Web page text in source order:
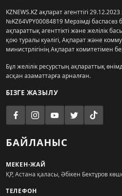
KZNEWS.KZ ақпарат агенттігі
№KZ64VPY00084819 Мерзімді
ақпараттық агенттікті және желілік
қою туралы куәлігі, Ақпарат және
министрлігінің Ақпарат комитетімен
Бұл желілік ресурстың ақпараттық
асқан азаматтарға арналған.
БІЗГЕ ЖАЗЫЛУ
БАЙЛАНЫС
МЕКЕН-ЖАЙ
ҚР, Астана қаласы, Әбікен Бектұров
ТЕЛЕФОН